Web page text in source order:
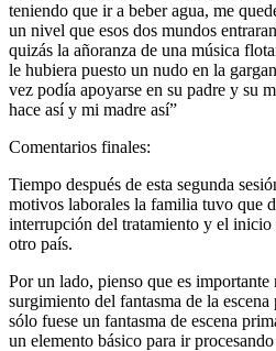
teniendo que ir a beber agua, me
un nivel que esos dos mundos
quizás la añoranza de una música
le hubiera puesto un nudo en la
vez podía apoyarse en su padre y su
hace así y mi madre así”
Comentarios finales:
Tiempo después de esta segunda
motivos laborales la familia tuvo que
interrupción del tratamiento y el inicio
otro país.
Por un lado, pienso que es importante
surgimiento del fantasma de la
sólo fuese un fantasma de escena
un elemento básico para ir